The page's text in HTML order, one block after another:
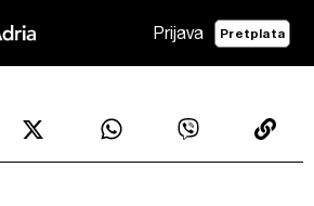
Prijava Pretplata